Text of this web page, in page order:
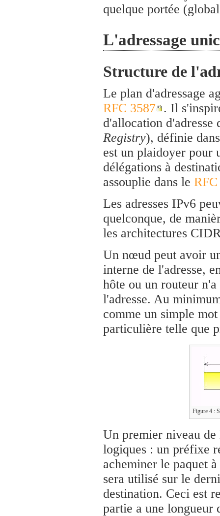
quelque portée
L'adressage
Structure de
Le plan d'adressage
RFC 3587 . Il
d'allocation
Registry), définie
est un plaidoyer pour
délégations à
assouplie dans le
Les adresses IPv6
quelconque, de
les architectures
Un nœud peut avoir
interne de l'adresse,
hôte ou un routeur
l'adresse. Au
comme un simple
particulière telle que
Figure 4 :
Un premier niveau de
logiques : un préfixe
acheminer le paquet
sera utilisé sur le
destination. Ceci est
partie a une longueur